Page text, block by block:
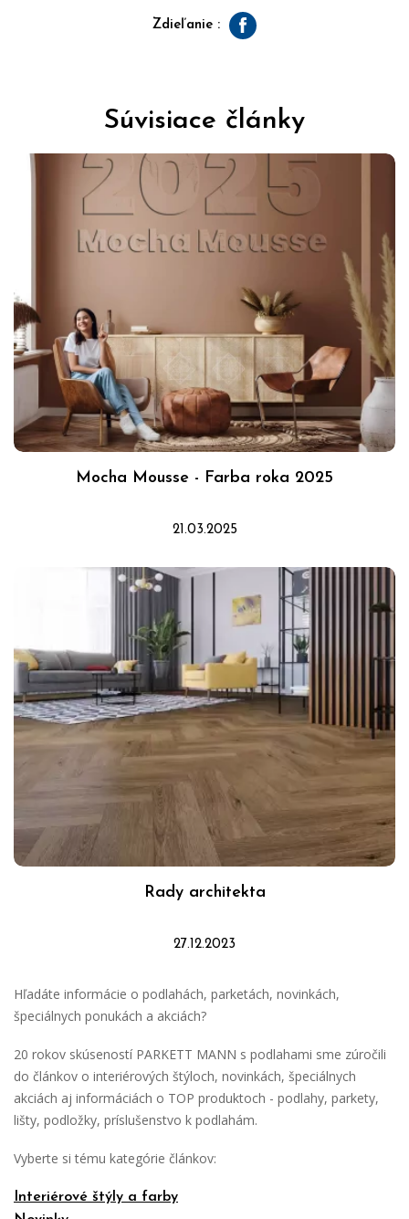
Zdieľanie : Facebook
Súvisiace články
Mocha Mousse - Farba roka 2025
21.03.2025
Rady architekta
27.12.2023
Hľadáte informácie o podlahách, parketách, novinkách,
špeciálnych ponukách a akciách?
20 rokov skúseností PARKETT MANN s podlahami sme zúročili
do článkov o interiérových štýloch, novinkách, špeciálnych
akciách aj informáciách o TOP produktoch - podlahy, parkety,
lišty, podložky, príslušenstvo k podlahám.
Vyberte si tému kategórie článkov:
Interiérové štýly a farby